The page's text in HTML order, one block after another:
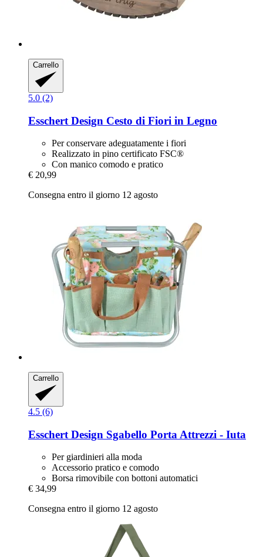
Carrello
5.0 (2)
Esschert Design Cesto di Fiori in Legno
Per conservare adeguatamente i fiori
Realizzato in pino certificato FSC®
Con manico comodo e pratico
€ 20,99
Consegna entro il giorno 12 agosto
Carrello
4.5 (6)
Esschert Design Sgabello Porta Attrezzi -​ Iuta
Per giardinieri alla moda
Accessorio pratico e comodo
Borsa rimovibile con bottoni automatici
€ 34,99
Consegna entro il giorno 12 agosto